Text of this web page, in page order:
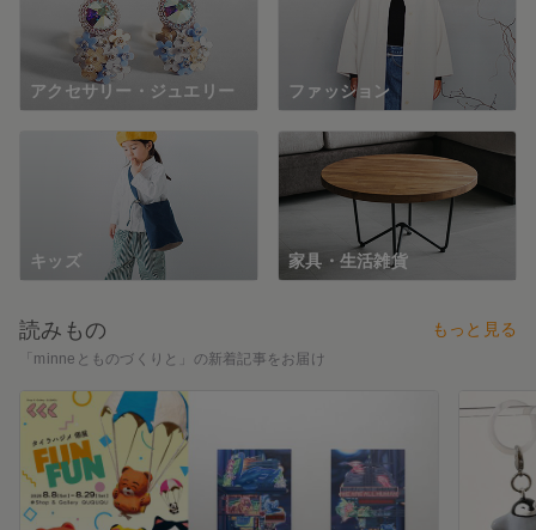
アクセサリー・ジュエリー ファッション
キッズ 家具・生活雑貨
読みもの もっと見る
「minneとものづくりと」の新着記事をお届け